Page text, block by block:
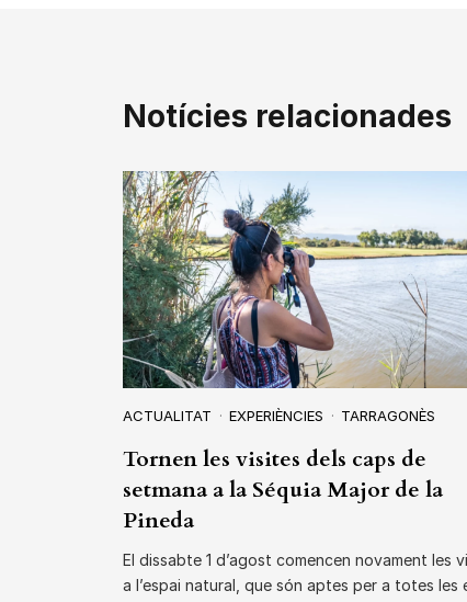
Notícies relacionades
ACTUALITAT EXPERIÈNCIES TARRAGONÈS
Tornen les visites dels caps de
setmana a la Séquia Major de la
Pineda
El dissabte 1 d’agost comencen novament les
a l’espai natural, que són aptes per a totes les